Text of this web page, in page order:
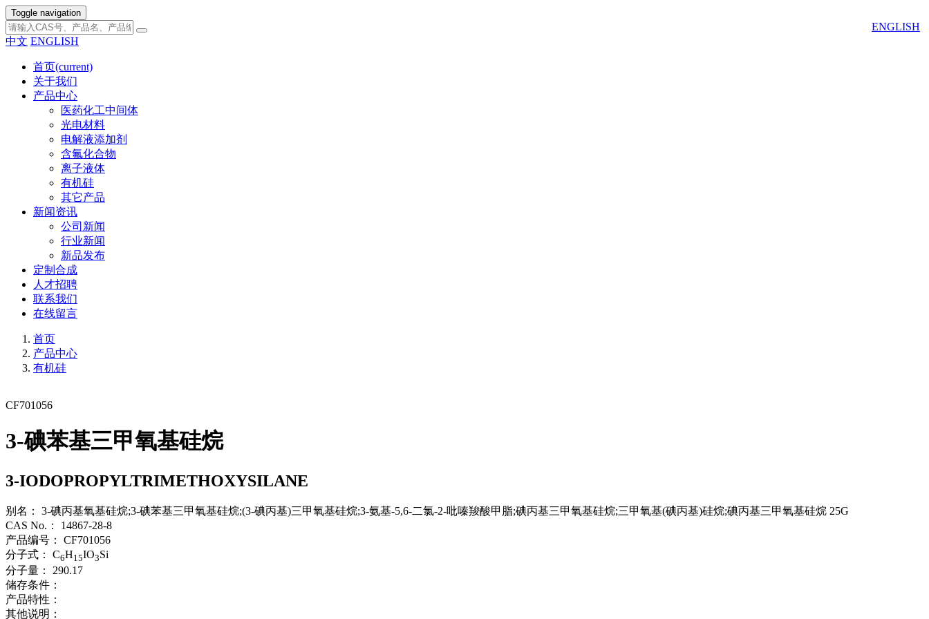
Toggle navigation
ENGLISH
中文 ENGLISH
首页(current)
关于我们
产品中心
医药化工中间体
光电材料
电解液添加剂
含氟化合物
离子液体
有机硅
其它产品
新闻资讯
公司新闻
行业新闻
新品发布
定制合成
人才招聘
联系我们
在线留言
首页
产品中心
有机硅
CF701056
3-碘苯基三甲氧基硅烷
3-IODOPROPYLTRIMETHOXYSILANE
别名：
3-碘丙基氧基硅烷;3-碘苯基三甲氧基硅烷;(3-碘丙基)三甲氧基硅烷;3-氨基-5,6-二氯-2-吡嗪羧酸甲脂;碘丙基三甲氧基硅烷;三甲氧基(碘丙基)硅烷;碘丙基三甲氧基硅烷 25G
CAS No.：
14867-28-8
产品编号：
CF701056
分子式：
C6H15IO3Si
分子量：
290.17
储存条件：
产品特性：
其他说明：